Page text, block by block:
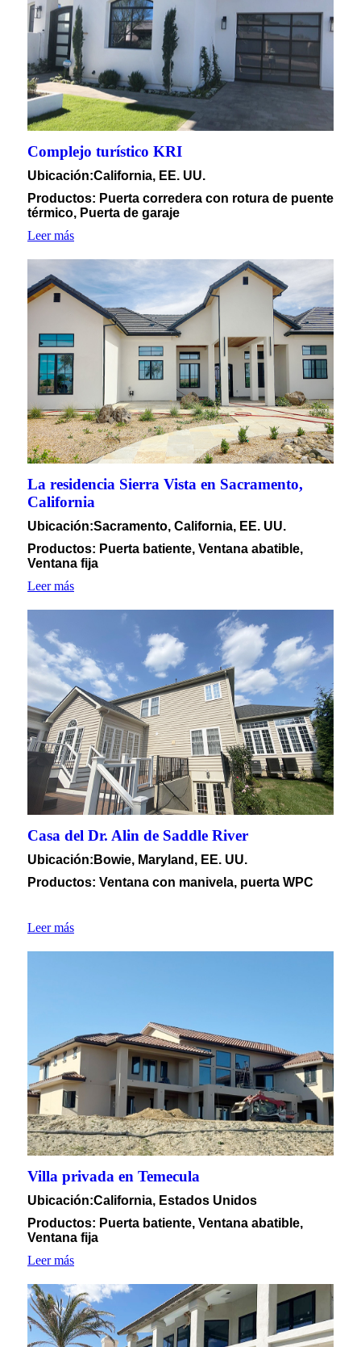
Complejo turístico KRI
Ubicación:California, EE. UU.
Productos: Puerta corredera con rotura de puente
térmico, Puerta de garaje
Leer más
La residencia Sierra Vista en Sacramento,
California
Ubicación:Sacramento, California, EE. UU.
Productos: Puerta batiente, Ventana abatible,
Ventana fija
Leer más
Casa del Dr. Alin de Saddle River
Ubicación:Bowie, Maryland, EE. UU.
Productos: Ventana con manivela, puerta WPC
Leer más
Villa privada en Temecula
Ubicación:California, Estados Unidos
Productos: Puerta batiente, Ventana abatible,
Ventana fija
Leer más